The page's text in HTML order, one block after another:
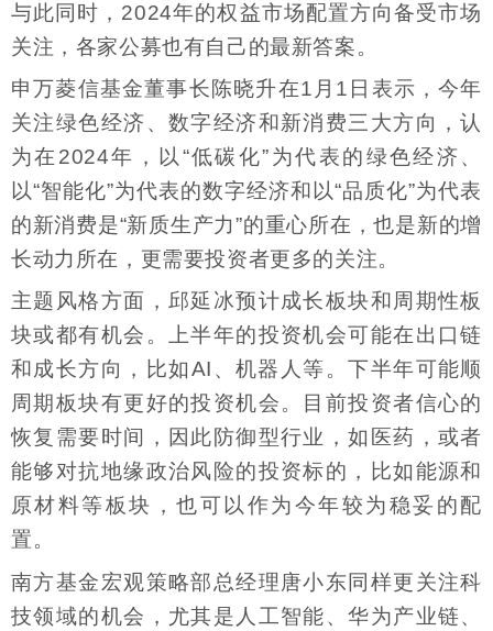
与此同时，2024年的权益市场配置方向备受市场
关注，各家公募也有自己的最新答案。
申万菱信基金董事长陈晓升在1月1日表示，今年
关注绿色经济、数字经济和新消费三大方向，认
为在2024年，以“低碳化”为代表的绿色经济、
以“智能化”为代表的数字经济和以“品质化”为代表
的新消费是“新质生产力”的重心所在，也是新的增
长动力所在，更需要投资者更多的关注。
主题风格方面，邱延冰预计成长板块和周期性板
块或都有机会。上半年的投资机会可能在出口链
和成长方向，比如AI、机器人等。下半年可能顺
周期板块有更好的投资机会。目前投资者信心的
恢复需要时间，因此防御型行业，如医药，或者
能够对抗地缘政治风险的投资标的，比如能源和
原材料等板块，也可以作为今年较为稳妥的配
置。
南方基金宏观策略部总经理唐小东同样更关注科
技领域的机会，尤其是人工智能、华为产业链、